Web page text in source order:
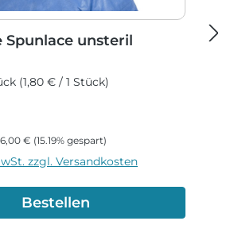
Spunlace unsteril
(1,80 € / 1 Stück)
Preis:
€ (15.19% gespart)
zzgl. Versandkosten
Bestellen